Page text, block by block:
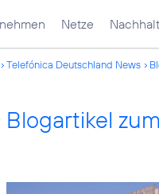
Netze
Telefónica Deutschland News
Blogartikel